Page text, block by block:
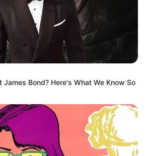
James Bond? Here's What We Know So